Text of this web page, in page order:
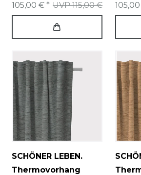
UVP 115,00 €
105,00 € *
SCHÖNER LEBEN.
Thermovorhang